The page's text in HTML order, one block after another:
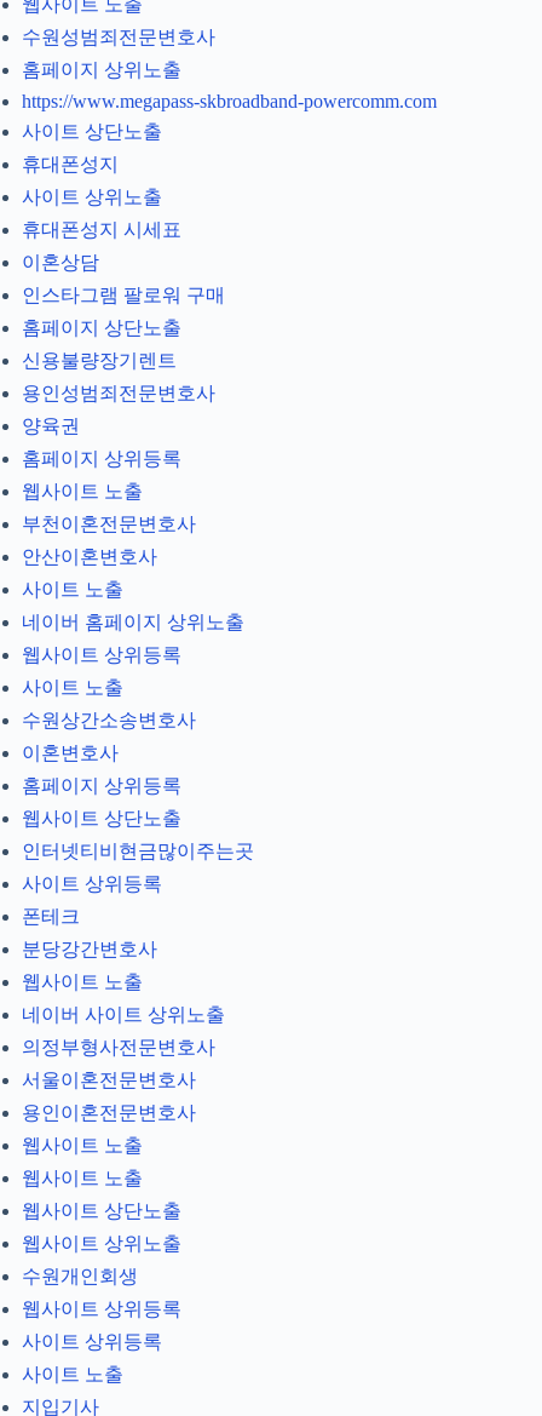
웹사이트 노출
수원성범죄전문변호사
홈페이지 상위노출
https://www.megapass-skbroadband-powercomm.com
사이트 상단노출
휴대폰성지
사이트 상위노출
휴대폰성지 시세표
이혼상담
인스타그램 팔로워 구매
홈페이지 상단노출
신용불량장기렌트
용인성범죄전문변호사
양육권
홈페이지 상위등록
웹사이트 노출
부천이혼전문변호사
안산이혼변호사
사이트 노출
네이버 홈페이지 상위노출
웹사이트 상위등록
사이트 노출
수원상간소송변호사
이혼변호사
홈페이지 상위등록
웹사이트 상단노출
인터넷티비현금많이주는곳
사이트 상위등록
폰테크
분당강간변호사
웹사이트 노출
네이버 사이트 상위노출
의정부형사전문변호사
서울이혼전문변호사
용인이혼전문변호사
웹사이트 노출
웹사이트 노출
웹사이트 상단노출
웹사이트 상위노출
수원개인회생
웹사이트 상위등록
사이트 상위등록
사이트 노출
지입기사